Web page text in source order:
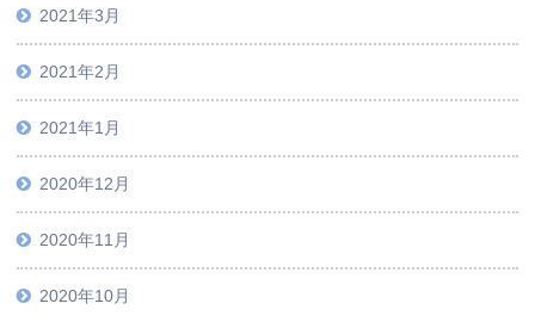
2021年3月
2021年2月
2021年1月
2020年12月
2020年11月
2020年10月